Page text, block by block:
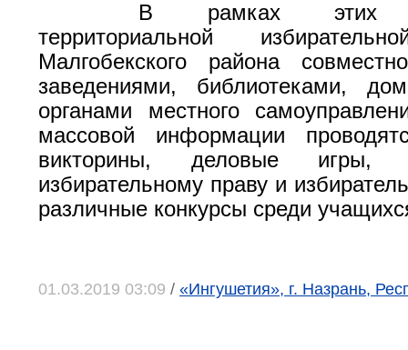
В рамках этих
территориальной
Малгобекского района
заведениями, библиотеками,
органами местного
массовой информации
викторины, деловые игры,
избирательному праву и
различные конкурсы среди
01.03.2019 03:09 / «Ингушетия», г. Назрань,